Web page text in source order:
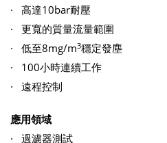
· 高達10bar耐壓
· 更寬的質量流量範圍
· 低至8mg/m3穩定發塵
· 100小時連續工作
· 遠程控制
應用領域
· 過濾器測試